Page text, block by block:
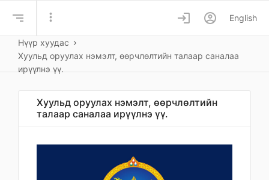
more_vert login account_circle English
Нүүр хуудас
Хуульд оруулах нэмэлт, өөрчлөлтийн талаар саналаа
ирүүлнэ үү.
Хуульд оруулах нэмэлт, өөрчлөлтийн
талаар саналаа ирүүлнэ үү.